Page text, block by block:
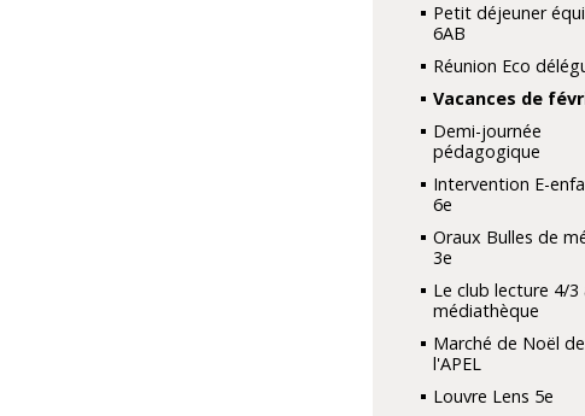
Petit déjeuner
6AB
Réunion Eco
Vacances de
Demi-journée
pédagogique
Intervention E-
6e
Oraux Bulles de
3e
Le club lecture 4/3
médiathèque
Marché de Noël de
l'APEL
Louvre Lens 5e